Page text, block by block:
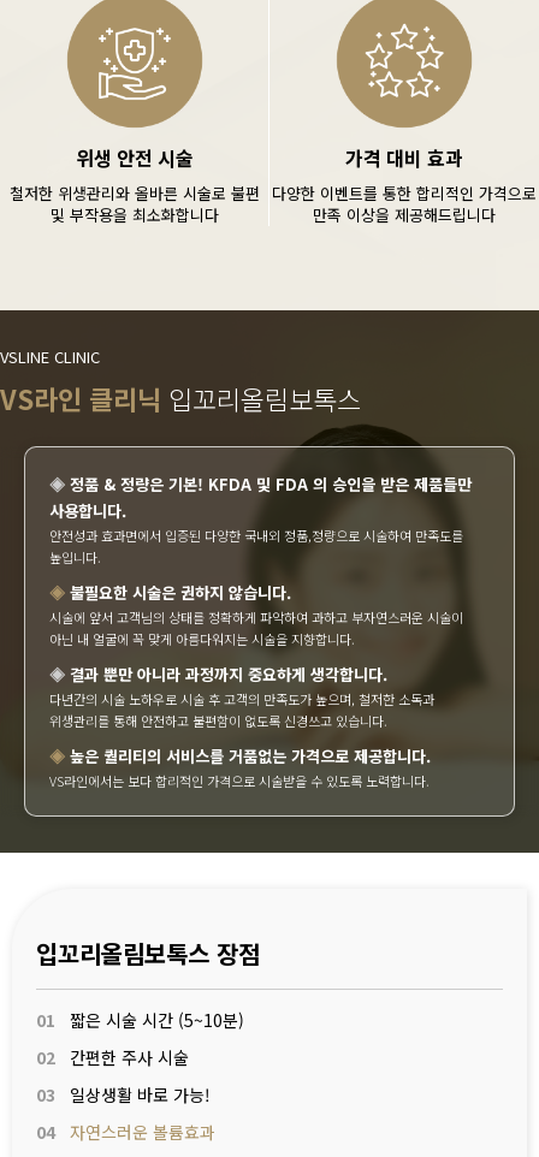
위생 안전 시술
철저한 위생관리와 올바른 시술로 불편
및 부작용을 최소화합니다
가격 대비 효과
다양한 이벤트를 통한 합리적인 가격으로
만족 이상을 제공해드립니다
VSLINE CLINIC
VS라인 클리닉 입꼬리올림보톡스
◈ 정품 & 정량은 기본! KFDA 및 FDA 의 승인을 받은 제품들만
사용합니다.
안전성과 효과면에서 입증된 다양한 국내외 정품,정량으로 시술하여 만족도를
높입니다.
◈ 불필요한 시술은 권하지 않습니다.
시술에 앞서 고객님의 상태를 정확하게 파악하여 과하고 부자연스러운 시술이
아닌 내 얼굴에 꼭 맞게 아름다워지는 시술을 지향합니다.
◈ 결과 뿐만 아니라 과정까지 중요하게 생각합니다.
다년간의 시술 노하우로 시술 후 고객의 만족도가 높으며, 철저한 소독과
위생관리를 통해 안전하고 불편함이 없도록 신경쓰고 있습니다.
◈ 높은 퀄리티의 서비스를 거품없는 가격으로 제공합니다.
VS라인에서는 보다 합리적인 가격으로 시술받을 수 있도록 노력합니다.
입꼬리올림보톡스 장점
01
짧은 시술 시간 (5~10분)
02
간편한 주사 시술
03
일상생활 바로 가능!
04 자연스러운 볼륨효과